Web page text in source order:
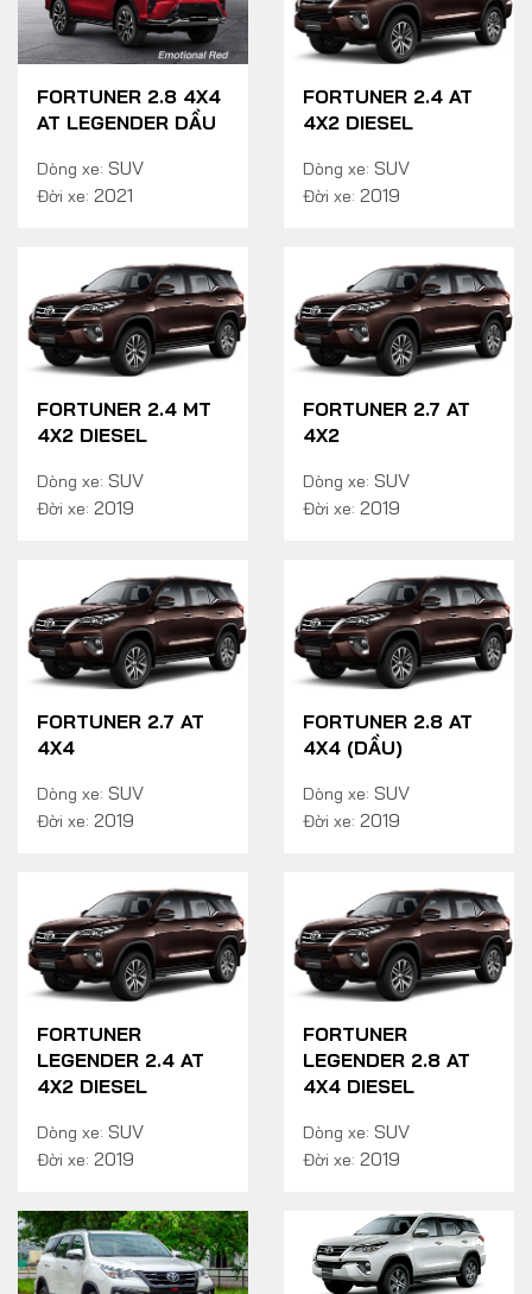
FORTUNER 2.8 4X4
AT LEGENDER DẦU
Dòng xe: SUV
Đời xe: 2021
FORTUNER 2.4 AT
4X2 DIESEL
Dòng xe: SUV
Đời xe: 2019
FORTUNER 2.4 MT
4X2 DIESEL
Dòng xe: SUV
Đời xe: 2019
FORTUNER 2.7 AT
4X2
Dòng xe: SUV
Đời xe: 2019
FORTUNER 2.7 AT
4X4
Dòng xe: SUV
Đời xe: 2019
FORTUNER 2.8 AT
4X4 (DẦU)
Dòng xe: SUV
Đời xe: 2019
FORTUNER
LEGENDER 2.4 AT
4X2 DIESEL
Dòng xe: SUV
Đời xe: 2019
FORTUNER
LEGENDER 2.8 AT
4X4 DIESEL
Dòng xe: SUV
Đời xe: 2019